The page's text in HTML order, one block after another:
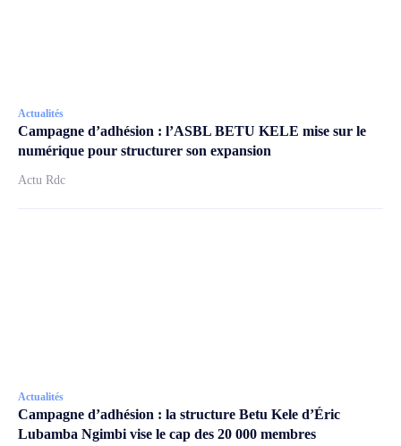
Actualités
Campagne d’adhésion : l’ASBL BETU KELE mise sur le
numérique pour structurer son expansion
Actu Rdc
Actualités
Campagne d’adhésion : la structure Betu Kele d’Éric
Lubamba Ngimbi vise le cap des 20 000 membres